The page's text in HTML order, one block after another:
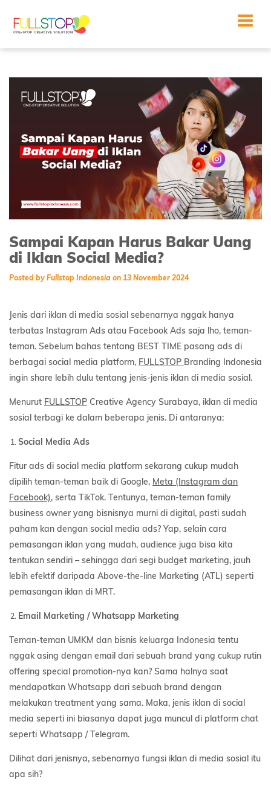
Toggle
Sampai Kapan Harus Bakar Uang
di Iklan Social Media?
Posted by Fullstop Indonesia on 13 November 2024
Jenis dari iklan di media sosial sebenarnya nggak hanya
terbatas Instagram Ads atau Facebook Ads saja lho, teman-
teman. Sebelum bahas tentang BEST TIME pasang ads di
berbagai social media platform, FULLSTOP Branding Indonesia
ingin share lebih dulu tentang jenis-jenis iklan di media sosial.
Menurut FULLSTOP Creative Agency Surabaya, iklan di media
sosial terbagi ke dalam beberapa jenis. Di antaranya:
Social Media Ads
Fitur ads di social media platform sekarang cukup mudah
dipilih teman-teman baik di Google, Meta (Instagram dan
Facebook), serta TikTok. Tentunya, teman-teman family
business owner yang bisnisnya murni di digital, pasti sudah
paham kan dengan social media ads? Yap, selain cara
pemasangan iklan yang mudah, audience juga bisa kita
tentukan sendiri – sehingga dari segi budget marketing, jauh
lebih efektif daripada Above-the-line Marketing (ATL) seperti
pemasangan iklan di MRT.
Email Marketing / Whatsapp Marketing
Teman-teman UMKM dan bisnis keluarga Indonesia tentu
nggak asing dengan email dari sebuah brand yang cukup rutin
offering special promotion-nya kan? Sama halnya saat
mendapatkan Whatsapp dari sebuah brand dengan
melakukan treatment yang sama. Maka, jenis iklan di social
media seperti ini biasanya dapat juga muncul di platform chat
seperti Whatsapp / Telegram.
Dilihat dari jenisnya, sebenarnya fungsi iklan di media sosial itu
apa sih?